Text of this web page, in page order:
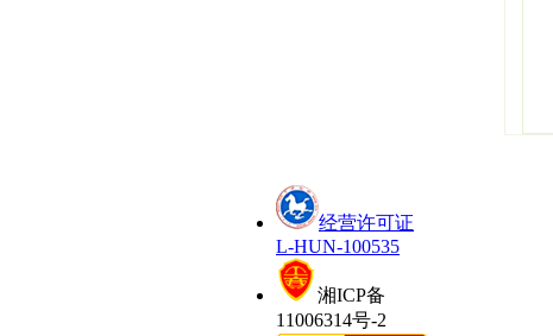
经营许可证
L-HUN-100535
湘ICP备
11006314号-2